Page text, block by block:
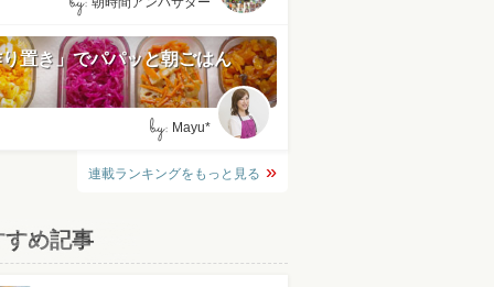
置き」でパパッと朝ごはん
by: Mayu*
連載ランキングをもっと見る
すめ記事